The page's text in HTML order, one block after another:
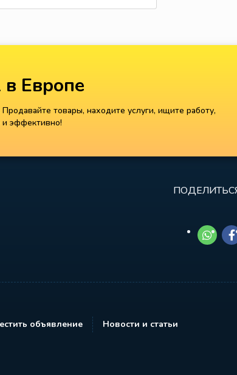
Европе
товары, находите услуги, ищите работу,
и эффективно!
объявление Новости и статьи